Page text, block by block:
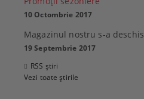
10 Octombrie 2017
Magazinul nostru s-a deschis
19 Septembrie 2017
RSS știri
Vezi toate știrile